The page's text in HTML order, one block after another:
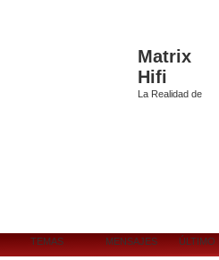
Matrix
Hifi
La Realidad de
TEMAS MENSAJES ÚLTIMO